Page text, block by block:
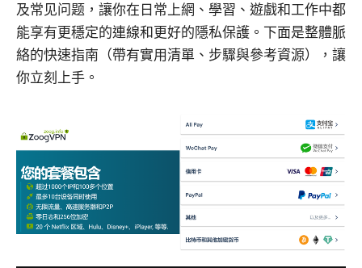
及常见问题，讓你在日常上網、學習、遊戲和工作中都
能享有更穩定的連線和更好的隱私保護。下面是整體脈
絡的快速指南（帶有實用清單、步驟與參考資源），讓
你立刻上手。